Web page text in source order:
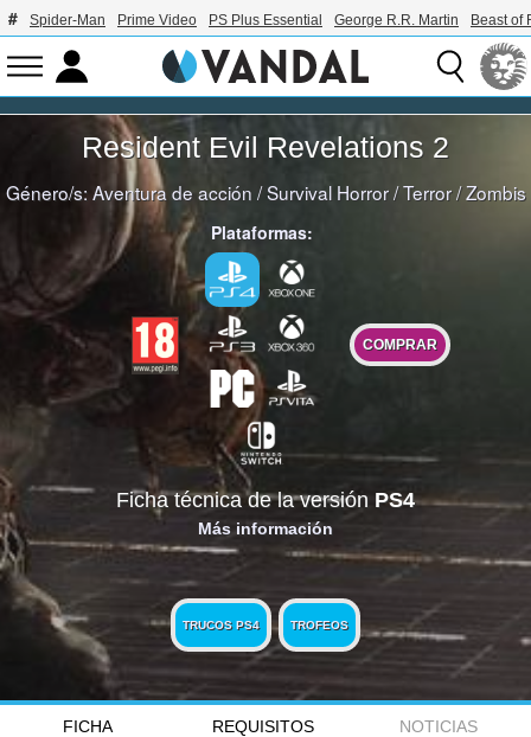
Spider-Man Prime Video PS Plus Essential George R.R. Martin Beast of
Resident Evil Revelations 2
Género/s: Aventura de acción /Survival Horror/Terror/Zombis
Plataformas:
COMPRAR
Ficha técnica de la versión PS4
Más información
TRUCOS PS4 TROFEOS
FICHA REQUISITOS
NOTICIAS